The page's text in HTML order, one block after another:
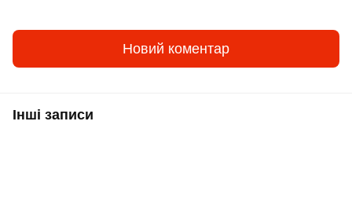
Новий коментар
Інші записи